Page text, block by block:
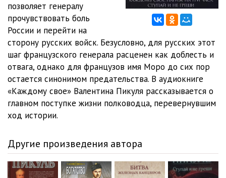
013 - Пикуль - Каждому свое (часть 2) 33:05
014 - Пикуль - Каждому свое (часть 2)
015 - Пикуль - Каждому свое (часть 2) 36:35
016 - Пикуль - Каждому свое (часть 2) 42:00
017 - Пикуль - Каждому свое (часть 2) 23:43
018 - Пикуль - Каждому свое (часть 2)
020 - Пикуль - Каждому свое (часть 3) 22:07
021 - Пикуль - Каждому свое (часть 3) 20:02
позволяет генералу
прочувствовать боль
России и перейти на
сторону русских войск. Безусловно, для русских этот
шаг французского генерала расценен как доблесть и
отвага, однако для французов имя Моро до сих пор
остается синонимом предательства. В аудиокниге
«Каждому свое» Валентина Пикуля рассказывается о
главном поступке жизни полководца, перевернувшим
ход истории.
Другие произведения автора